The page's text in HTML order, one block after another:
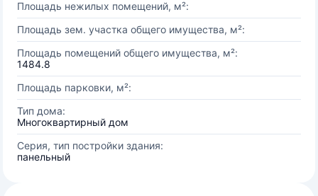
Площадь нежилых помещений, м²:
Площадь зем. участка общего имущества, м²:
Площадь помещений общего имущества, м²:
1484.8
Площадь парковки, м²:
Тип дома:
Многоквартирный дом
Серия, тип постройки здания:
панельный